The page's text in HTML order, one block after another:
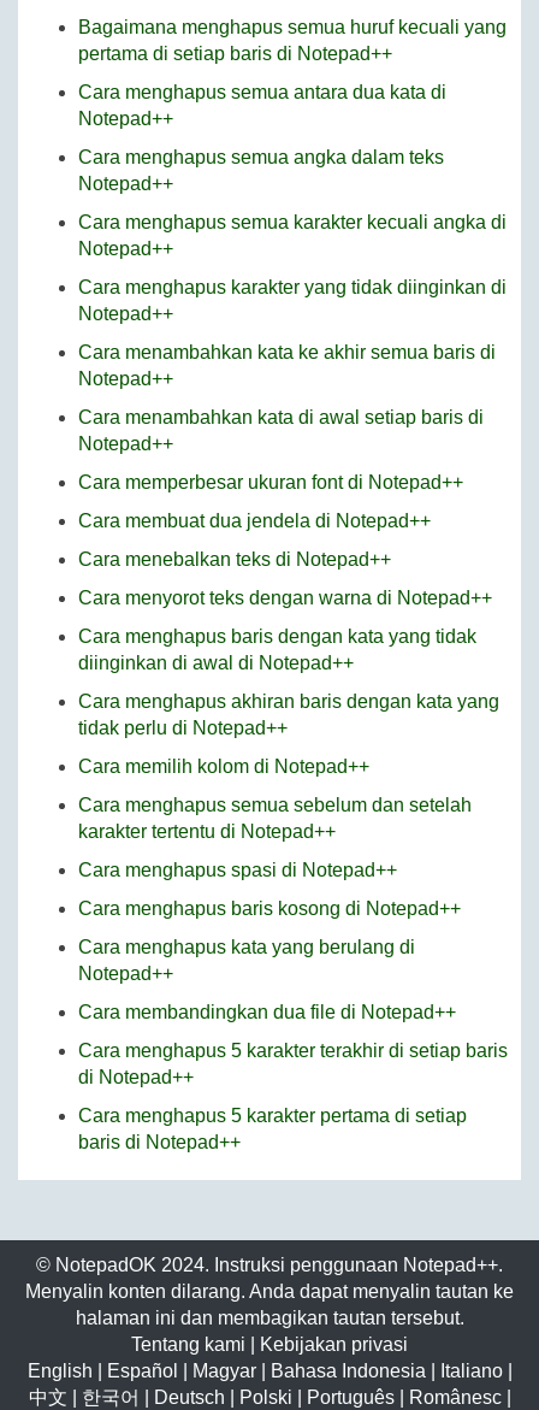
Bagaimana menghapus semua huruf kecuali yang
pertama di setiap baris di Notepad++
Cara menghapus semua antara dua kata di
Notepad++
Cara menghapus semua angka dalam teks
Notepad++
Cara menghapus semua karakter kecuali angka di
Notepad++
Cara menghapus karakter yang tidak diinginkan di
Notepad++
Cara menambahkan kata ke akhir semua baris di
Notepad++
Cara menambahkan kata di awal setiap baris di
Notepad++
Cara memperbesar ukuran font di Notepad++
Cara membuat dua jendela di Notepad++
Cara menebalkan teks di Notepad++
Cara menyorot teks dengan warna di Notepad++
Cara menghapus baris dengan kata yang tidak
diinginkan di awal di Notepad++
Cara menghapus akhiran baris dengan kata yang
tidak perlu di Notepad++
Cara memilih kolom di Notepad++
Cara menghapus semua sebelum dan setelah
karakter tertentu di Notepad++
Cara menghapus spasi di Notepad++
Cara menghapus baris kosong di Notepad++
Cara menghapus kata yang berulang di
Notepad++
Cara membandingkan dua file di Notepad++
Cara menghapus 5 karakter terakhir di setiap baris
di Notepad++
Cara menghapus 5 karakter pertama di setiap
baris di Notepad++
© NotepadOK 2024. Instruksi penggunaan Notepad++.
Menyalin konten dilarang. Anda dapat menyalin tautan ke
halaman ini dan membagikan tautan tersebut.
Tentang kami
Kebijakan privasi
English
Español Magyar| Bahasa Indonesia Italiano|
中文
한국어 Deutsch Polski Português| Românesc|